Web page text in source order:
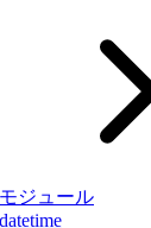
モジュール
datetime